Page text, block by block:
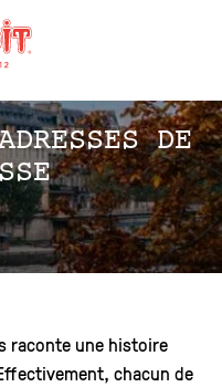
DE
raconte une histoire
chacun de